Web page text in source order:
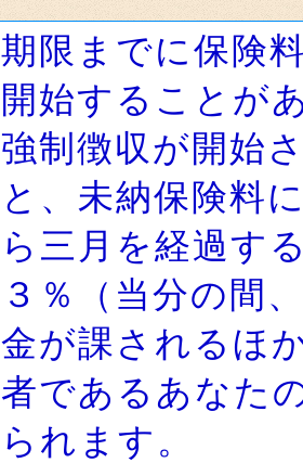
期限までに保険
開始することが
強制徴収が開始
と、未納保険料
ら三月を経過す
３％（当分の間
金が課されるほ
者であるあなた
られます。